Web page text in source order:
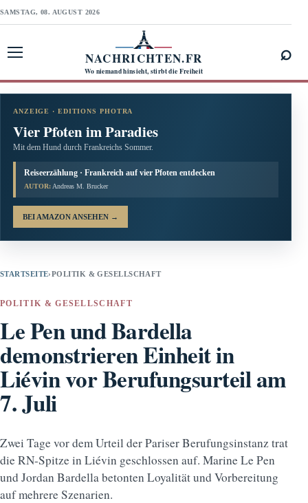
SAMSTAG, 08. AUGUST 2026
NACHRICHTEN.FR
Wo niemand hinsieht, stirbt die Freiheit
⌕
ANZEIGE · EDITIONS PHOTRA
Vier Pfoten im Paradies
Mit dem Hund durch Frankreichs Sommer.
Reiseerzählung · Frankreich auf vier Pfoten entdecken
AUTOR: Andreas M. Brucker
BEI AMAZON ANSEHEN →
STARTSEITE›POLITIK & GESELLSCHAFT
POLITIK & GESELLSCHAFT
Le Pen und Bardella
demonstrieren Einheit in
Liévin vor Berufungsurteil am
7. Juli
Zwei Tage vor dem Urteil der Pariser Berufungsinstanz trat
die RN-Spitze in Liévin geschlossen auf. Marine Le Pen
und Jordan Bardella betonten Loyalität und Vorbereitung
auf mehrere Szenarien.